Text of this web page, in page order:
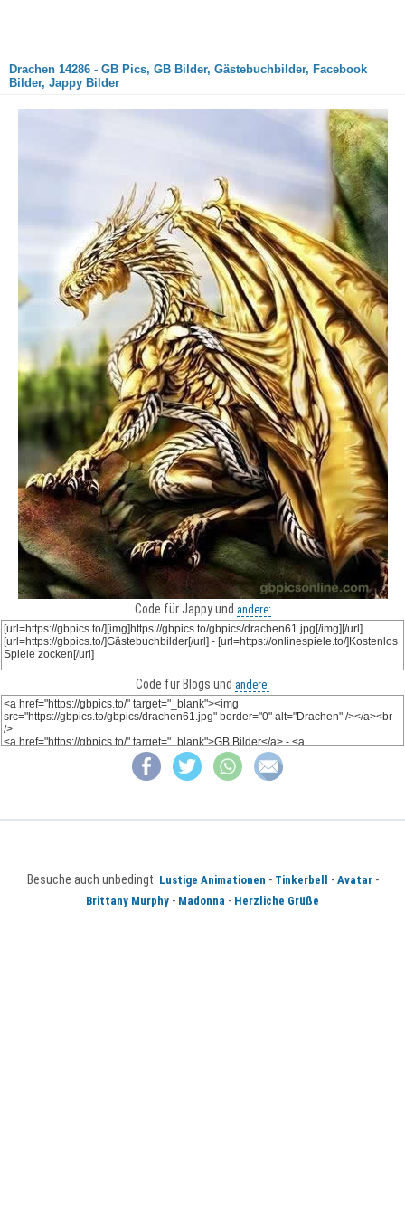
Drachen 14286 - GB Pics, GB Bilder, Gästebuchbilder, Facebook
Bilder, Jappy Bilder
Code für Jappy und andere:
Code für Blogs und andere:
Besuche auch unbedingt: Lustige Animationen - Tinkerbell - Avatar-
Brittany Murphy - Madonna - Herzliche Grüße